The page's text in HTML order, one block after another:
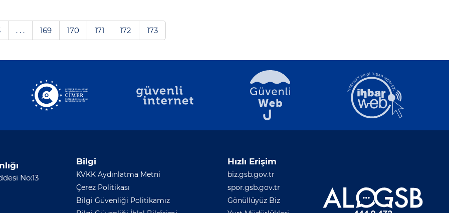
. . . 169 170 171 172 173
No:13
Bilgi
KVKK Aydınlatma Metni
Çerez Politikası
Bilgi Güvenliği Politikamız
Hızlı Erişim
biz.gsb.gov.tr
spor.gsb.gov.tr
Gönüllüyüz Biz